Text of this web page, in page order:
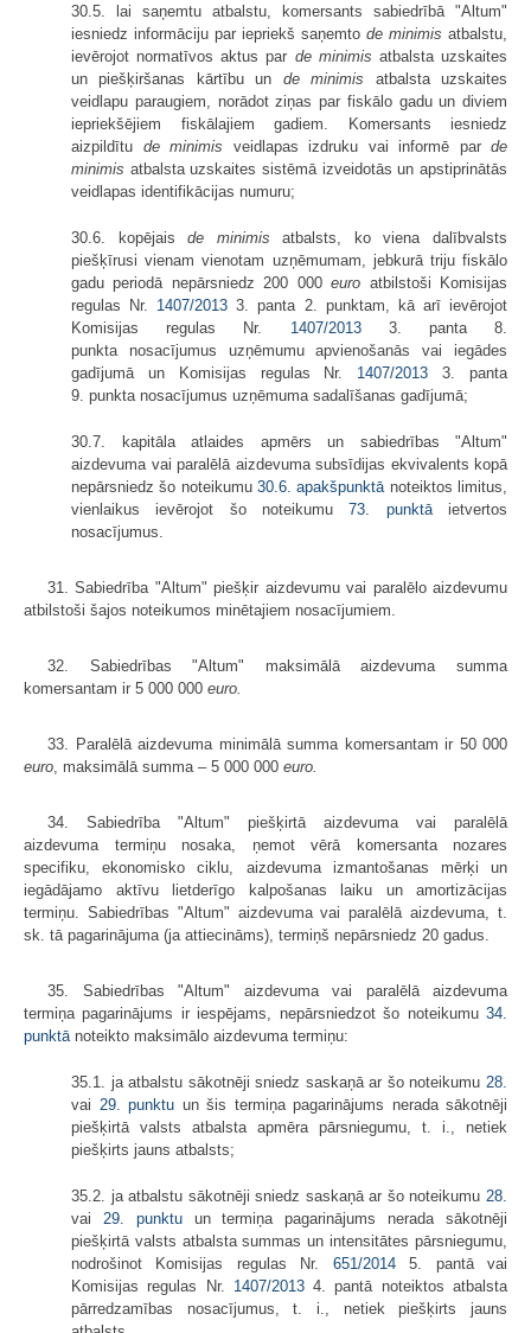
30.5. lai saņemtu atbalstu, komersants sabiedrībā "Altum"
iesniedz informāciju par iepriekš saņemto de minimis atbalstu,
ievērojot normatīvos aktus par de minimis atbalsta uzskaites
un piešķiršanas kārtību un de minimis atbalsta uzskaites
veidlapu paraugiem, norādot ziņas par fiskālo gadu un diviem
iepriekšējiem fiskālajiem gadiem. Komersants iesniedz
aizpildītu de minimis veidlapas izdruku vai informē par de
minimis atbalsta uzskaites sistēmā izveidotās un apstiprinātās
veidlapas identifikācijas numuru;
30.6. kopējaisde minimis atbalsts, ko viena dalībvalsts
piešķīrusi vienam vienotam uzņēmumam, jebkurā triju fiskālo
gadu periodā nepārsniedz 200 000euro atbilstoši Komisijas
regulas Nr. 1407/2013 3. panta 2. punktam, kā arī ievērojot
Komisijas regulas Nr. 1407/20133. panta 8.
punkta nosacījumus uzņēmumu apvienošanās vai iegādes
gadījumā un Komisijas regulas Nr. 1407/2013 3. panta
9. punkta nosacījumus uzņēmuma sadalīšanas gadījumā;
30.7. kapitāla atlaides apmērs un sabiedrības "Altum"
aizdevuma vai paralēlā aizdevuma subsīdijas ekvivalents kopā
nepārsniedz šo noteikumu 30.6. apakšpunktānoteiktos limitus,
vienlaikus ievērojot šo noteikumu73. punktāietvertos
nosacījumus.
31. Sabiedrība "Altum" piešķir aizdevumu vai paralēlo aizdevumu
atbilstoši šajos noteikumos minētajiem nosacījumiem.
32. Sabiedrības "Altum" maksimālā aizdevuma summa
komersantam ir 5 000 000 euro.
33. Paralēlā aizdevuma minimālā summa komersantam ir 50 000
euro, maksimālā summa – 5 000 000 euro.
34. Sabiedrība "Altum" piešķirtā aizdevuma vai paralēlā
aizdevuma termiņu nosaka, ņemot vērā komersanta nozares
specifiku, ekonomisko ciklu, aizdevuma izmantošanas mērķi un
iegādājamo aktīvu lietderīgo kalpošanas laiku un amortizācijas
termiņu. Sabiedrības "Altum" aizdevuma vai paralēlā aizdevuma, t.
sk. tā pagarinājuma (ja attiecināms), termiņš nepārsniedz 20 gadus.
35. Sabiedrības "Altum" aizdevuma vai paralēlā aizdevuma
termiņa pagarinājums ir iespējams, nepārsniedzot šo noteikumu 34.
punktānoteikto maksimālo aizdevuma termiņu:
35.1. ja atbalstu sākotnēji sniedz saskaņā ar šo noteikumu 28.
vai 29. punktu un šis termiņa pagarinājums nerada sākotnēji
piešķirtā valsts atbalsta apmēra pārsniegumu, t. i., netiek
piešķirts jauns atbalsts;
35.2. ja atbalstu sākotnēji sniedz saskaņā ar šo noteikumu 28.
vai 29. punktuun termiņa pagarinājums nerada sākotnēji
piešķirtā valsts atbalsta summas un intensitātes pārsniegumu,
nodrošinot Komisijas regulas Nr. 651/20145. pantā vai
Komisijas regulas Nr. 1407/20134. pantā noteiktos atbalsta
pārredzamības nosacījumus, t. i., netiek piešķirts jauns